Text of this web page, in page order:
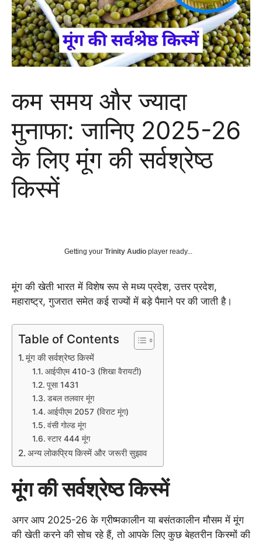
कम समय और ज्यादा
मुनाफा: जानिए 2025-26
के लिए मूंग की सर्वश्रेष्ठ
किस्में
Getting your Trinity Audio player ready...
मूंग की खेती भारत में विशेष रूप से मध्य प्रदेश, उत्तर प्रदेश,
महाराष्ट्र, गुजरात समेत कई राज्यों में बड़े पैमाने पर की जाती है।
Table of Contents
मूंग की सर्वश्रेष्ठ किस्में
आईपीएम 410-3 (शिखा वैरायटी)
पूसा 1431
डबल तलवार मूंग
आईपीएम 2057 (विराट मूंग)
वंसी गोल्ड मूंग
स्टार 444 मूंग
अन्य लोकप्रिय किस्में और जरूरी सुझाव
मूंग की सर्वश्रेष्ठ किस्में
अगर आप 2025-26 के ग्रीष्मकालीन या बसंतकालीन मौसम में मूंग
की खेती करने की सोच रहे हैं, तो आपके लिए कुछ बेहतरीन किस्मों की